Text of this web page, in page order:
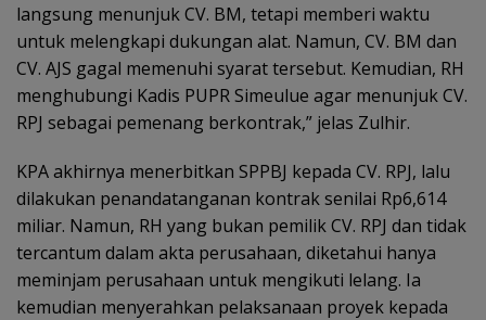
langsung menunjuk CV. BM, tetapi memberi waktu
untuk melengkapi dukungan alat. Namun, CV. BM dan
CV. AJS gagal memenuhi syarat tersebut. Kemudian, RH
menghubungi Kadis PUPR Simeulue agar menunjuk CV.
RPJ sebagai pemenang berkontrak,” jelas Zulhir.
KPA akhirnya menerbitkan SPPBJ kepada CV. RPJ, lalu
dilakukan penandatanganan kontrak senilai Rp6,614
miliar. Namun, RH yang bukan pemilik CV. RPJ dan tidak
tercantum dalam akta perusahaan, diketahui hanya
meminjam perusahaan untuk mengikuti lelang. Ia
kemudian menyerahkan pelaksanaan proyek kepada